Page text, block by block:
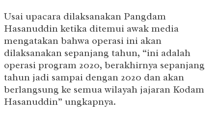
Usai upacara dilaksanakan Pangdam
Hasanuddin ketika ditemui awak media
mengatakan bahwa operasi ini akan
dilaksanakan sepanjang tahun, “ini adalah
operasi program 2020, berakhirnya sepanjang
tahun jadi sampai dengan 2020 dan akan
berlangsung ke semua wilayah jajaran Kodam
Hasanuddin” ungkapnya.